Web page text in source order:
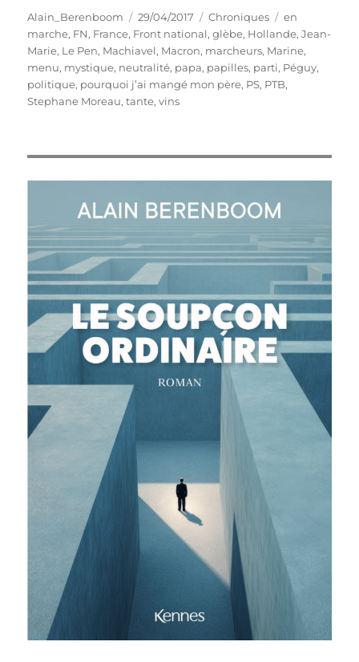
Auteur
Alain_Berenboom
Publié
le
29/04/2017 Catégories
Chroniques Étiquettes
en
marche, FN, France, Front national,glèbe, Hollande,Jean-
Marie, Le Pen, Machiavel, Macron, marcheurs, Marine,
menu, mystique, neutralité, papa, papilles, parti, Péguy,
politique, pourquoi j’ai mangé mon père, PS, PTB,
Stephane Moreau,tante,vins